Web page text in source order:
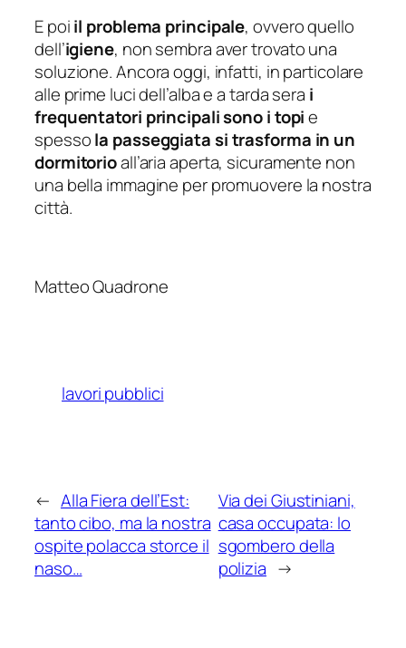
E poiil problema principale, ovvero quello
dell’igiene, non sembra aver trovato una
soluzione. Ancora oggi, infatti, in particolare
alle prime luci dell’alba e a tarda sera i
frequentatori principali sono i topie
spessola passeggiatasi trasforma in un
dormitorioall’aria aperta, sicuramente non
una bella immagine per promuovere la nostra
città.
Matteo Quadrone
lavori pubblici
← Alla Fiera dell’Est:
tanto cibo, ma la nostra
ospite polacca storce il
naso…
Via dei Giustiniani,
casa occupata: lo
sgombero della
polizia →